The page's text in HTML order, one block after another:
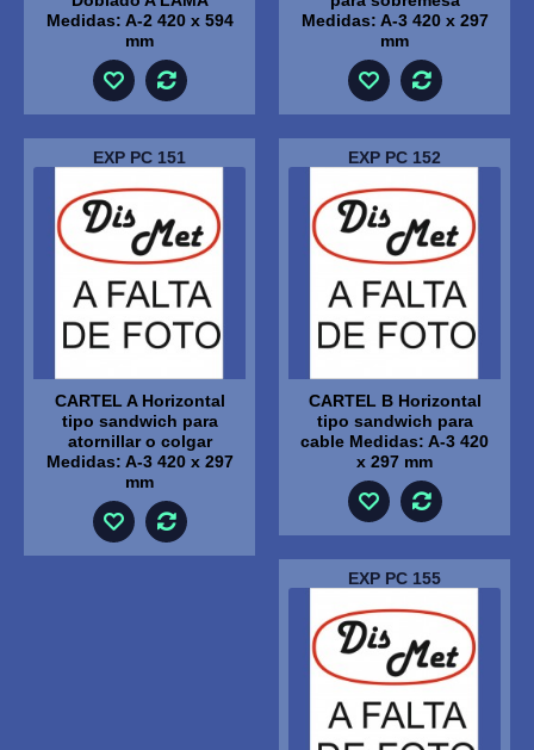
Medidas: A-2 420 x 594
mm
Medidas: A-3 420 x 297
mm
EXP PC 151
CARTEL A Horizontal
tipo sandwich para
atornillar o colgar
Medidas: A-3 420 x 297
mm
EXP PC 152
CARTEL B Horizontal
tipo sandwich para
cable Medidas: A-3 420
x 297 mm
EXP PC 155